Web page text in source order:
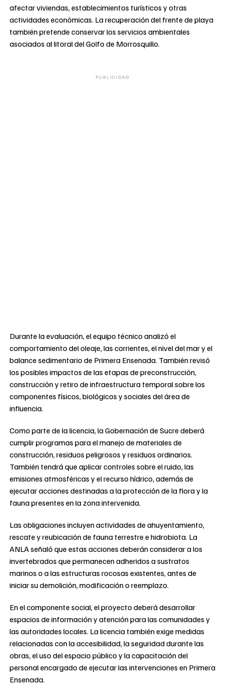
afectar viviendas, establecimientos turísticos y otras
actividades económicas. La recuperación del frente de playa
también pretende conservar los servicios ambientales
asociados al litoral del Golfo de Morrosquillo.
PUBLICIDAD
Durante la evaluación, el equipo técnico analizó el
comportamiento del oleaje, las corrientes, el nivel del mar y el
balance sedimentario de Primera Ensenada. También revisó
los posibles impactos de las etapas de preconstrucción,
construcción y retiro de infraestructura temporal sobre los
componentes físicos, biológicos y sociales del área de
influencia.
Como parte de la licencia, la Gobernación de Sucre deberá
cumplir programas para el manejo de materiales de
construcción, residuos peligrosos y residuos ordinarios.
También tendrá que aplicar controles sobre el ruido, las
emisiones atmosféricas y el recurso hídrico, además de
ejecutar acciones destinadas a la protección de la flora y la
fauna presentes en la zona intervenida.
Las obligaciones incluyen actividades de ahuyentamiento,
rescate y reubicación de fauna terrestre e hidrobiota. La
ANLA señaló que estas acciones deberán considerar a los
invertebrados que permanecen adheridos a sustratos
marinos o a las estructuras rocosas existentes, antes de
iniciar su demolición, modificación o reemplazo.
En el componente social, el proyecto deberá desarrollar
espacios de información y atención para las comunidades y
las autoridades locales. La licencia también exige medidas
relacionadas con la accesibilidad, la seguridad durante las
obras, el uso del espacio público y la capacitación del
personal encargado de ejecutar las intervenciones en Primera
Ensenada.